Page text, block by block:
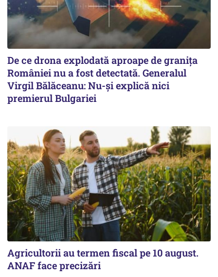
De ce drona explodată aproape de granița
României nu a fost detectată. Generalul
Virgil Bălăceanu: Nu-și explică nici
premierul Bulgariei
Agricultorii au termen fiscal pe 10 august.
ANAF face precizări